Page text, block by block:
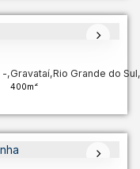
,Gravataí,Rio Grande do Sul,
400m²